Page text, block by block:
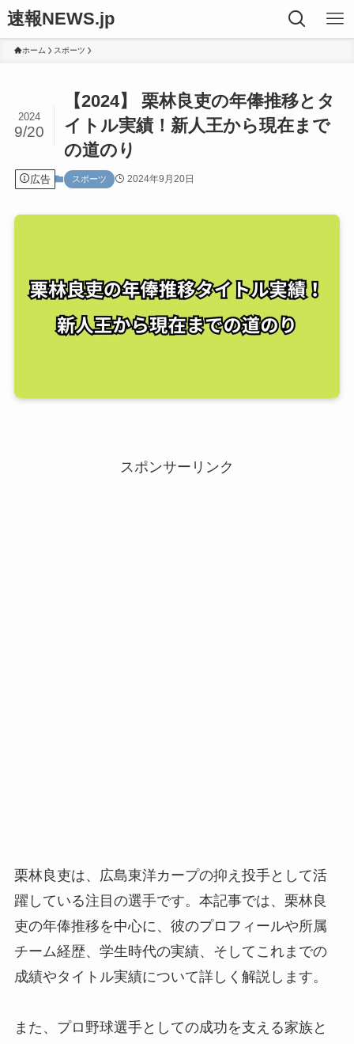
速報NEWS.jp
ホーム スポーツ
【2024】 栗林良吏の年俸推移とタ
イトル実績！新人王から現在まで
の道のり
2024
9/20
広告 スポーツ 2024年9月20日
スポンサーリンク
栗林良吏は、広島東洋カープの抑え投手として活
躍している注目の選手です。本記事では、栗林良
吏の年俸推移を中心に、彼のプロフィールや所属
チーム経歴、学生時代の実績、そしてこれまでの
成績やタイトル実績について詳しく解説します。
また、プロ野球選手としての成功を支える家族と